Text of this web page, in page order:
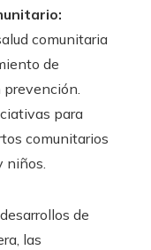
comunitaria
de
prevención.
para
comunitarios
niños.
de
las